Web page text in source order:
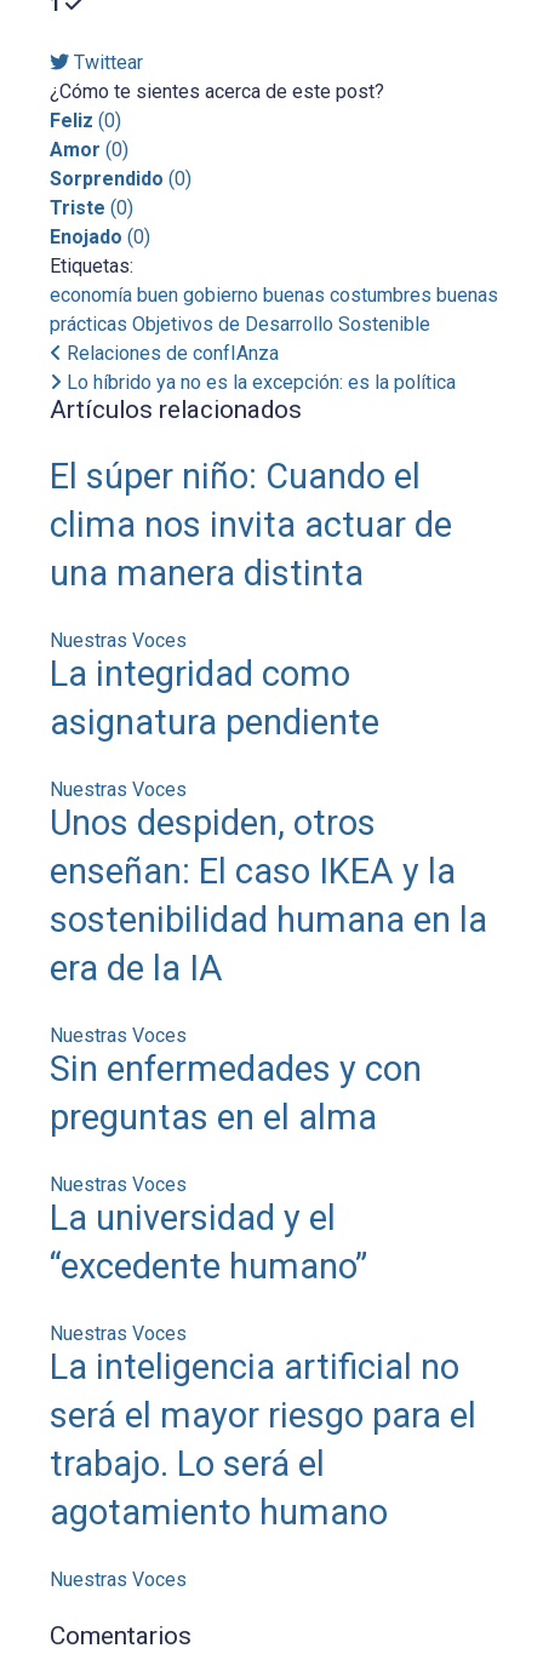
Twittear
¿Cómo te sientes acerca de este post?
Feliz (0)
Amor (0)
Sorprendido (0)
Triste (0)
Enojado (0)
Etiquetas:
economía buen gobierno buenas costumbres buenas
prácticas Objetivos de Desarrollo Sostenible
Relaciones de confIAnza
Lo híbrido ya no es la excepción: es la política
Artículos relacionados
El súper niño: Cuando el
clima nos invita actuar de
una manera distinta
Nuestras Voces
La integridad como
asignatura pendiente
Nuestras Voces
Unos despiden, otros
enseñan: El caso IKEA y la
sostenibilidad humana en la
era de la IA
Nuestras Voces
Sin enfermedades y con
preguntas en el alma
Nuestras Voces
La universidad y el
“excedente humano”
Nuestras Voces
La inteligencia artificial no
será el mayor riesgo para el
trabajo. Lo será el
agotamiento humano
Nuestras Voces
Comentarios